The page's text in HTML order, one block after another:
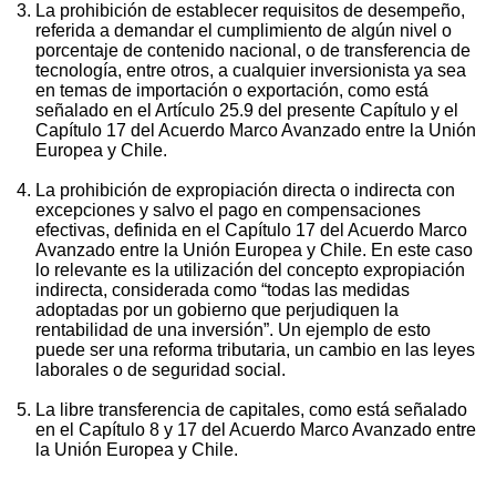
La prohibición de establecer requisitos de desempeño,
referida a demandar el cumplimiento de algún nivel o
porcentaje de contenido nacional, o de transferencia de
tecnología, entre otros, a cualquier inversionista ya sea
en temas de importación o exportación, como está
señalado en el Artículo 25.9 del presente Capítulo y el
Capítulo 17 del Acuerdo Marco Avanzado entre la Unión
Europea y Chile.
La prohibición de expropiación directa o indirecta con
excepciones y salvo el pago en compensaciones
efectivas, definida en el Capítulo 17 del Acuerdo Marco
Avanzado entre la Unión Europea y Chile. En este caso
lo relevante es la utilización del concepto expropiación
indirecta, considerada como “todas las medidas
adoptadas por un gobierno que perjudiquen la
rentabilidad de una inversión”. Un ejemplo de esto
puede ser una reforma tributaria, un cambio en las leyes
laborales o de seguridad social.
La libre transferencia de capitales, como está señalado
en el Capítulo 8 y 17 del Acuerdo Marco Avanzado entre
la Unión Europea y Chile.